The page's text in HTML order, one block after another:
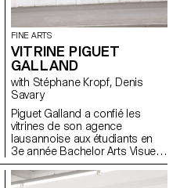
FINE ARTS
VITRINE PIGUET
GALLAND
with Stéphane Kropf, Denis
Savary
Piguet Galland a confié les
vitrines de son agence
lausannoise aux étudiants en
3e année Bachelor Arts Visuels
de l'ECAL. Un mandat sous
forme de concours a été lancé